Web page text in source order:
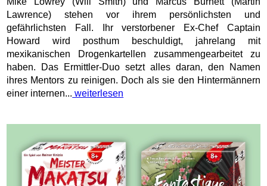
Lawrence) stehen vor ihrem persönlichsten und
gefährlichsten Fall. Ihr verstorbener Ex-Chef Captain
Howard wird posthum beschuldigt, jahrelang mit
mexikanischen Drogenkartellen zusammengearbeitet zu
haben. Das Ermittler-Duo setzt alles daran, den Namen
ihres Mentors zu reinigen. Doch als sie den Hintermännern
einer internen... weiterlesen